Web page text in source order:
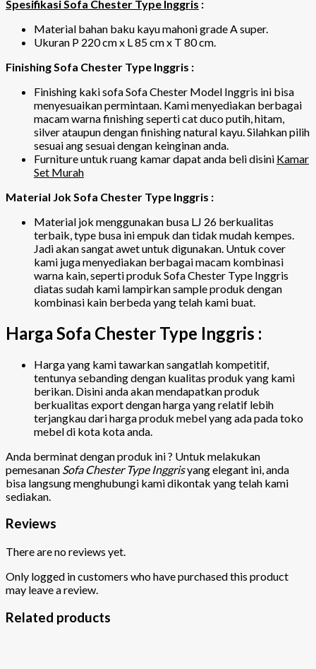
Spesifikasi Sofa Chester Type Inggris :
Material bahan baku kayu mahoni grade A super.
Ukuran P 220 cm x L 85 cm x T 80 cm.
Finishing Sofa Chester Type Inggris :
Finishing kaki sofa Sofa Chester Model Inggris ini bisa
menyesuaikan permintaan. Kami menyediakan berbagai
macam warna finishing seperti cat duco putih, hitam,
silver ataupun dengan finishing natural kayu. Silahkan pilih
sesuai ang sesuai dengan keinginan anda.
Furniture untuk ruang kamar dapat anda beli disini Kamar
Set Murah
Material Jok Sofa Chester Type Inggris :
Material jok menggunakan busa LJ 26 berkualitas
terbaik, type busa ini empuk dan tidak mudah kempes.
Jadi akan sangat awet untuk digunakan. Untuk cover
kami juga menyediakan berbagai macam kombinasi
warna kain, seperti produk Sofa Chester Type Inggris
diatas sudah kami lampirkan sample produk dengan
kombinasi kain berbeda yang telah kami buat.
Harga Sofa Chester Type Inggris :
Harga yang kami tawarkan sangatlah kompetitif,
tentunya sebanding dengan kualitas produk yang kami
berikan. Disini anda akan mendapatkan produk
berkualitas export dengan harga yang relatif lebih
terjangkau dari harga produk mebel yang ada pada toko
mebel di kota kota anda.
Anda berminat dengan produk ini ? Untuk melakukan
pemesanan Sofa Chester Type Inggrisyang elegant ini, anda
bisa langsung menghubungi kami dikontak yang telah kami
sediakan.
Reviews
There are no reviews yet.
Only logged in customers who have purchased this product
may leave a review.
Related products